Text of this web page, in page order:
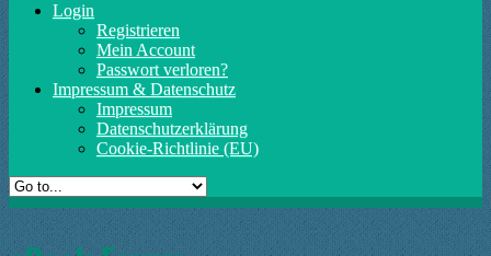
Login
Registrieren
Mein Account
Passwort verloren?
Impressum & Datenschutz
Impressum
Datenschutzerklärung
Cookie-Richtlinie (EU)